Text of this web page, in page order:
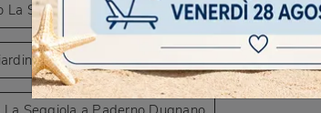
Seggiola a Cesano Maderno
La Seggiola a Desio